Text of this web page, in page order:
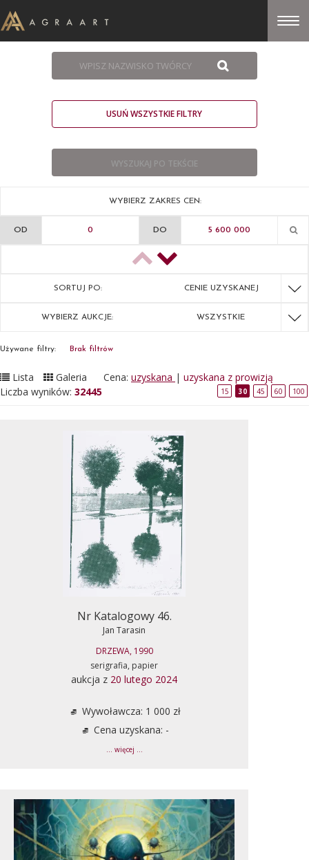
USUŃ WSZYSTKIE FILTRY
WYBIERZ ZAKRES CEN:
OD DO
SORTUJ PO: CENIE UZYSKANEJ
WYBIERZ AUKCJE: WSZYSTKIE
Używane filtry: Brak filtrów
Lista Galeria Cena: uzyskana | uzyskana z prowizją
Liczba wyników: 32445 15 30 45 60 100
Nr Katalogowy 46.
Jan Tarasin
DRZEWA, 1990
serigrafia, papier
aukcja z 20 lutego 2024
Wywoławcza: 1 000 zł
Cena uzyskana: -
... więcej ...